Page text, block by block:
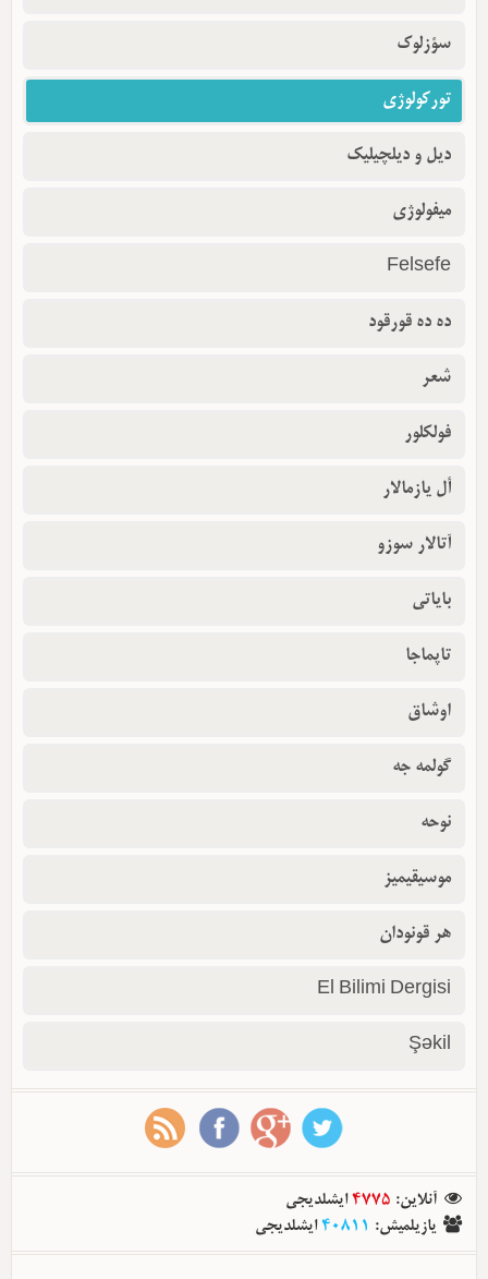
سؤزلوک
تورکولوژی
دیل و دیلچیلیک
میفولوژی
Felsefe
ده ده قورقود
شعر
فولکلور
أل یازمالار
آتالار سوزو
بایاتی
تاپماجا
اوشاق
گولمه جه
نوحه
موسیقیمیز
هر قونودان
El Bilimi Dergisi
Şəkil
آنلاین:
4775ایشلدیجی
یازیلمیش:
40811ایشلدیجی